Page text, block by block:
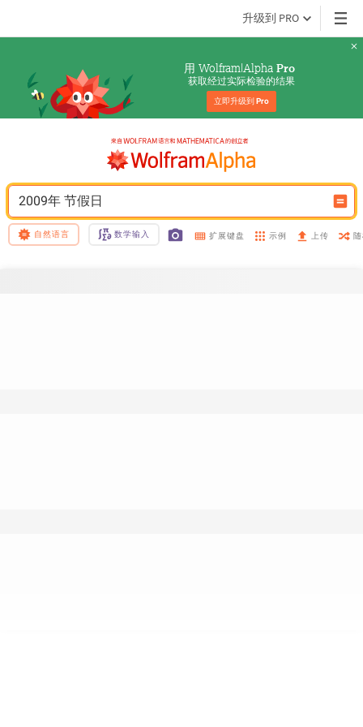
升级到 PRO
用 Wolfram|Alpha Pro
获取经过实际检验的结果
立即升级到 Pro
2009年 节假日
自然语言 数学输入 扩展键盘 示例 上传